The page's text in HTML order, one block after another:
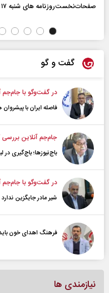
صفحات‌نخست‌روزنامه ها‌ی شنبه ۱۷ مردادماه
گفت و گو
در گفت‌و‌گو با
فاصله ایران با
جام‌جم آنلاین بررسی
باج‌نیوزها؛ باج‌گیری
در گفت‌و‌گو با
شیر مادر جایگزین
فرهنگ اهدای خون
نیازمندی ها